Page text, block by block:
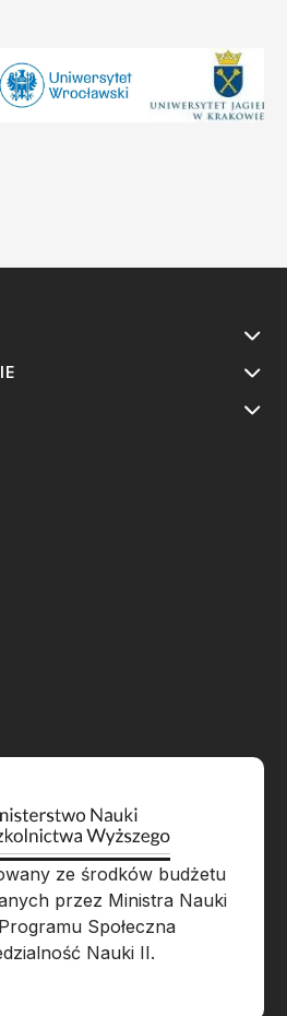
ze środków budżetu
przez Ministra Nauki
Społeczna
Nauki II.